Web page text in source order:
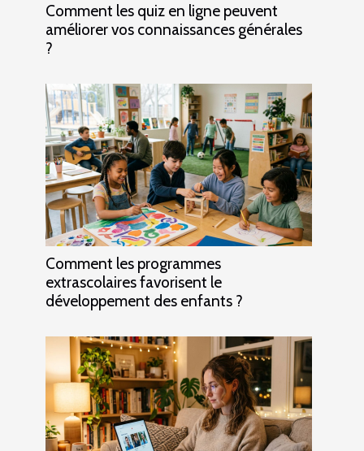
Comment les quiz en ligne peuvent
améliorer vos connaissances générales
?
Comment les programmes
extrascolaires favorisent le
développement des enfants ?